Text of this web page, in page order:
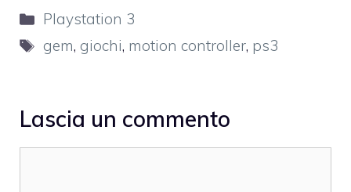
Categorie
Playstation 3
Tag
gem, giochi, motion controller, ps3
Lascia un commento